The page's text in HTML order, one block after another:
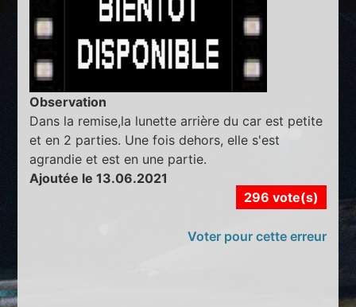
Observation
Dans la remise,la lunette arrière du car est petite
et en 2 parties. Une fois dehors, elle s'est
agrandie et est en une partie.
Ajoutée le 13.06.2021
296 vote(s)
Voter pour cette erreur